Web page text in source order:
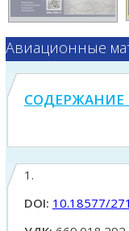
Авиационные
СОДЕРЖАНИЕ
1.
DOI: 10.18577/